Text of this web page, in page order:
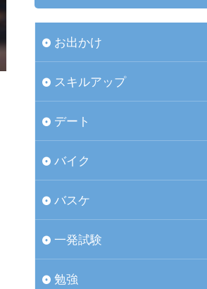
お出かけ
スキルアップ
デート
バイク
バスケ
一発試験
勉強